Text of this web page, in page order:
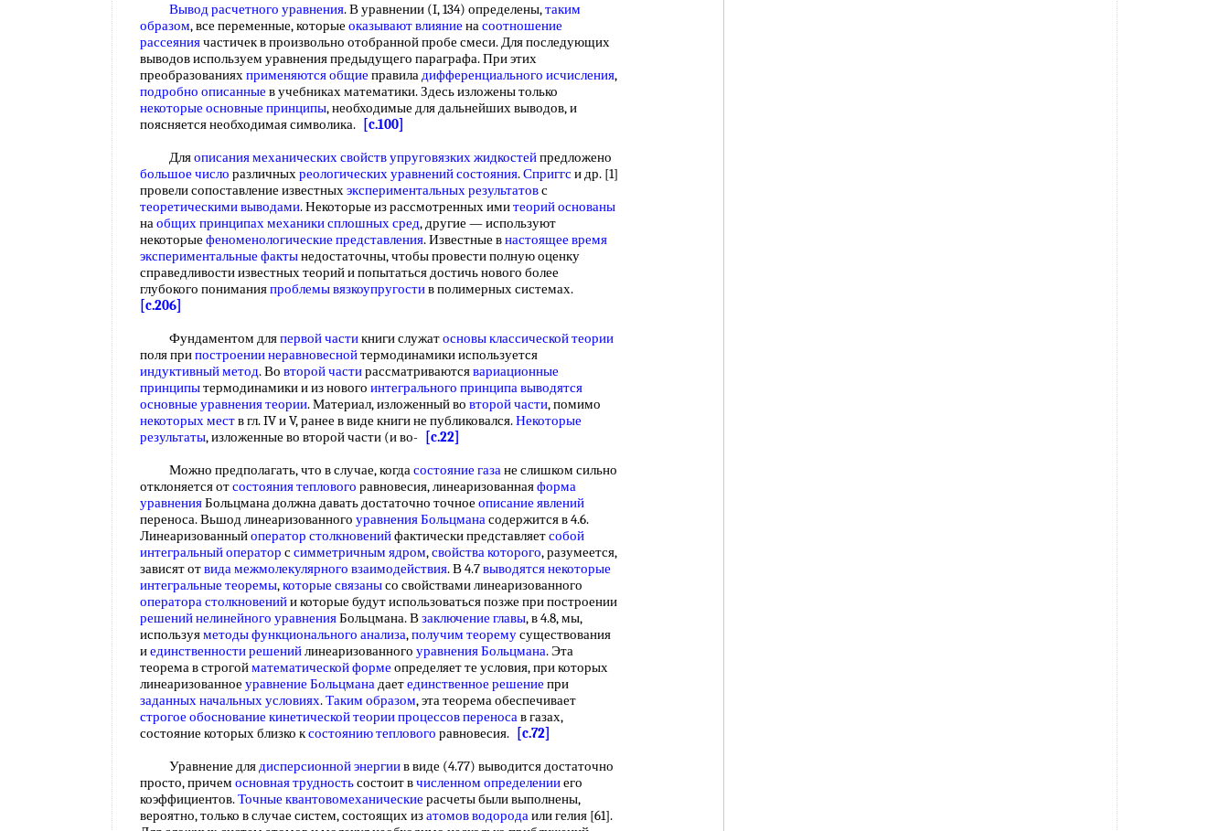
Вывод расчетного уравнения. В уравнении (I, 134) определены,таким
образом, все переменные, которые оказывают влияние насоотношение
рассеяниячастичек в произвольно отобранной пробе смеси. Для последующих
выводов используем уравнения предыдущего параграфа. При этих
преобразованияхприменяются общие правиладифференциального исчисления,
подробно описанные в учебниках математики. Здесь изложены только
некоторые основные принципы, необходимые для дальнейших выводов, и
поясняется необходимая символика.
[c.100]
Дляописания механических свойствупруговязких жидкостейпредложено
большое число различныхреологических уравнений состояния.Сприггси др. [1]
провели сопоставление известныхэкспериментальных результатовс
теоретическими выводами. Некоторые из рассмотренных имитеорий основаны
наобщих принципахмеханики сплошных сред, другие — используют
некоторые феноменологические представления. Известные внастоящее время
экспериментальные фактынедостаточны, чтобы провести полную оценку
справедливости известных теорий и попытаться достичь нового более
глубокого пониманияпроблемы вязкоупругостив полимерных системах.
[c.206]
Фундаментом дляпервой частикниги служатосновы классической теории
поля припостроении неравновеснойтермодинамики используется
индуктивный метод. Во второй частирассматриваютсявариационные
принципытермодинамики и из нового интегрального принципавыводятся
основные уравнения теории. Материал, изложенный во второй части, помимо
некоторых меств гл. IV и V, ранее в виде книги не публиковался.Некоторые
результаты, изложенные во второй части (и во-
[c.22]
Можно предполагать, что в случае, когдасостояние газане слишком сильно
отклоняется отсостояния теплового равновесия, линеаризованнаяформа
уравненияБольцмана должна давать достаточно точное описание явлений
переноса. Вьшод линеаризованного уравнения Больцманасодержится в 4.6.
Линеаризованныйоператор столкновенийфактически представляетсобой
интегральный оператор ссимметричным ядром,свойства которого, разумеется,
зависят отвида межмолекулярного взаимодействия. В 4.7выводятся некоторые
интегральные теоремы,которые связанысо свойствами линеаризованного
оператора столкновенийи которые будут использоваться позже при построении
решений нелинейного уравненияБольцмана. Взаключение главы, в 4.8, мы,
используяметоды функционального анализа,получим теоремусуществования
иединственности решенийлинеаризованного уравнения Больцмана. Эта
теорема в строгойматематической форме определяет те условия, при которых
линеаризованное уравнение Больцманадаетединственное решение при
заданных начальных условиях.Таким образом, эта теорема обеспечивает
строгое обоснование кинетической теории процессов переносав газах,
состояние которых близко ксостоянию теплового равновесия.
[c.72]
Уравнение длядисперсионной энергиив виде (4.77) выводится достаточно
просто, причем основная трудностьсостоит вчисленном определенииего
коэффициентов.Точные квантовомеханические расчеты были выполнены,
вероятно, только в случае систем, состоящих изатомов водородаили гелия [61].